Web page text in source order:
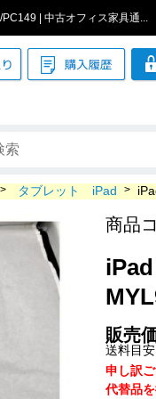
| 中古オフィス家具通...
タブレット iPad >
商品
販売
送料目安
申し訳
代替品